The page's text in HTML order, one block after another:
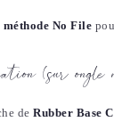
méthode No File
(sur
de Rubber Base